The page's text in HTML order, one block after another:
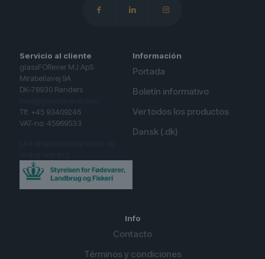
Servicio al cliente
glassFORever MJ ApS
Mirabellavej 9A
DK-78930 Randers
Tlf. +45 93409246
VAT-no. 45969533
Información
Portada
Boletín informativo
Ver todos los productos
Dansk (.dk)
Info
Contacto
Términos y condiciones